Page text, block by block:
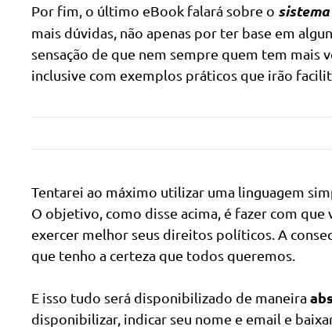
Por fim, o último eBook falará sobre o
mais dúvidas, não apenas por ter base em
sensação de que nem sempre quem tem mais
inclusive com exemplos práticos que irão
Tentarei ao máximo utilizar uma linguagem
O objetivo, como disse acima, é fazer com que
exercer melhor seus direitos políticos. A
que tenho a certeza que todos queremos.
E isso tudo será disponibilizado de maneira
disponibilizar, indicar seu nome e email e